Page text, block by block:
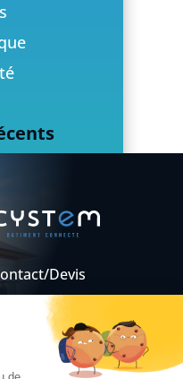
(filaire VS
?
:
et
Airbnb : 4
sans stress
Devis
légales
Générales
de Vente